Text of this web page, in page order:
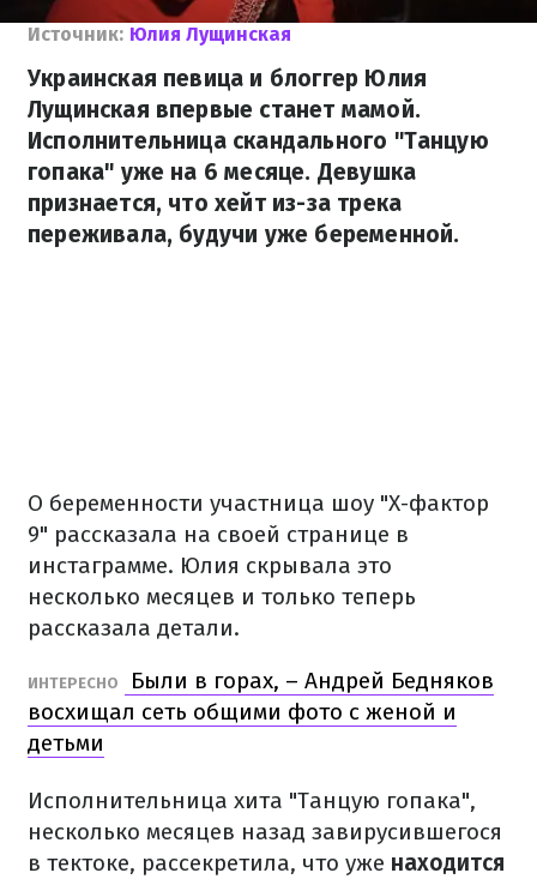
Источник: Юлия Лущинская
Украинская певица и блоггер Юлия
Лущинская впервые станет мамой.
Исполнительница скандального "Танцую
гопака" уже на 6 месяце. Девушка
признается, что хейт из-за трека
переживала, будучи уже беременной.
О беременности участница шоу "Х-фактор
9" рассказала на своей странице в
инстаграмме. Юлия скрывала это
несколько месяцев и только теперь
рассказала детали.
ИНТЕРЕСНО
Были в горах, – Андрей Бедняков
восхищал сеть общими фото с женой и
детьми
Исполнительница хита "Танцую гопака",
несколько месяцев назад завирусившегося
в тектоке, рассекретила, что уже находится